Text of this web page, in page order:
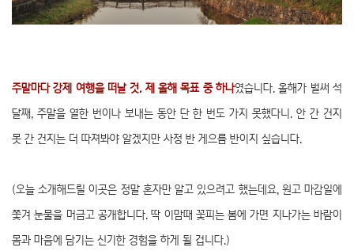
주말마다 강제 여행을 떠날 것. 제 올해 목표 중 하나였습니다. 올해가 벌써 석
달째, 주말을 열한 번이나 보내는 동안 단 한 번도 가지 못했다니. 안 간 건지
못 간 건지는 더 따져봐야 알겠지만 사정 반 게으름 반이지 싶습니다.
(오늘 소개해드릴 이곳은 정말 혼자만 알고 있으려고 했는데요, 원고 마감일에
쫓겨 눈물을 머금고 공개합니다. 딱 이맘때 꽃피는 봄에 가면 지나가는 바람이
몸과 마음에 담기는 신기한 경험을 하게 될 겁니다.)